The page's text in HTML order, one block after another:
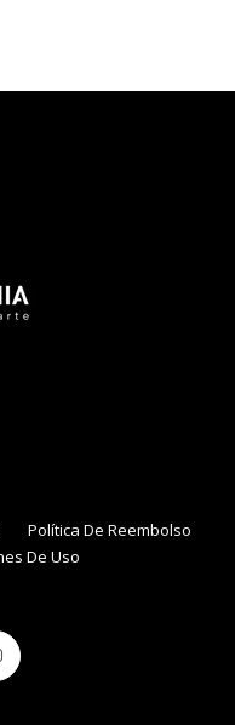
Política De Reembolso
De Uso